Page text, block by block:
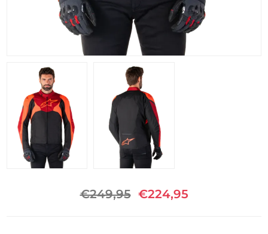
€249,95 €224,95